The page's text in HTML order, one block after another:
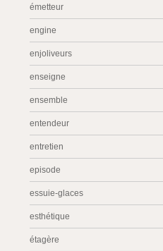
émetteur
engine
enjoliveurs
enseigne
ensemble
entendeur
entretien
episode
essuie-glaces
esthétique
étagère